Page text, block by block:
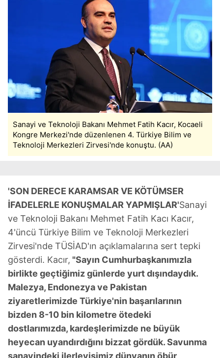
Sanayi ve Teknoloji Bakanı Mehmet Fatih Kacır, Kocaeli
Kongre Merkezi'nde düzenlenen 4. Türkiye Bilim ve
Teknoloji Merkezleri Zirvesi'nde konuştu. (AA)
'SON DERECE KARAMSAR VE KÖTÜMSER
İFADELERLE KONUŞMALAR YAPMIŞLAR'Sanayi
ve Teknoloji Bakanı Mehmet Fatih Kacı Kacır,
4'üncü Türkiye Bilim ve Teknoloji Merkezleri
Zirvesi'nde TÜSİAD'ın açıklamalarına sert tepki
gösterdi. Kacır, "Sayın Cumhurbaşkanımızla
birlikte geçtiğimiz günlerde yurt dışındaydık.
Malezya, Endonezya ve Pakistan
ziyaretlerimizde Türkiye'nin başarılarının
bizden 8-10 bin kilometre ötedeki
dostlarımızda, kardeşlerimizde ne büyük
heyecan uyandırdığını bizzat gördük. Savunma
sanayindeki ilerleyişimiz dünyanın öbür